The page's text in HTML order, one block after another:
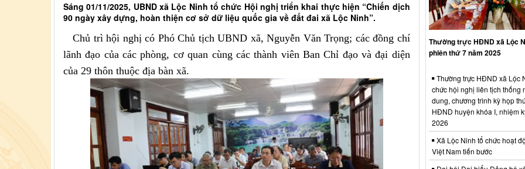
Sáng 01/11/2025, UBND xã Lộc Ninh tổ chức Hội nghị triển khai thực hiện “Chiến dịch
90 ngày xây dựng, hoàn thiện cơ sở dữ liệu quốc gia về đất đai xã Lộc Ninh”.
Chủ trì hội nghị có Phó Chủ tịch UBND xã, Nguyễn Văn Trọng; các đồng chí
lãnh đạo của các phòng, cơ quan cùng các thành viên Ban Chỉ đạo và đại diện
của 29 thôn thuộc địa bàn xã.
Thường trực HĐND xã Lộc
phiên thứ 7 năm 2025
Thường trực HĐND xã Lộc
chức hội nghị liên tịch thống
dung, chương trình kỳ họp
HĐND huyện khóa I, nhiệm
2026
Xã Lộc Ninh tổ chức hoạt
Việt Nam tiến bước